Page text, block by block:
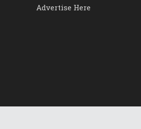
Advertise Here